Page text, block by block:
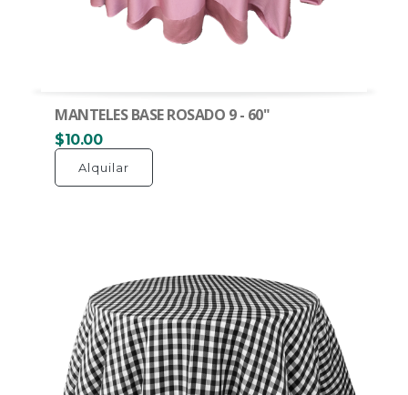
MANTELES BASE ROSADO 9 - 60"
$10.00
Alquilar